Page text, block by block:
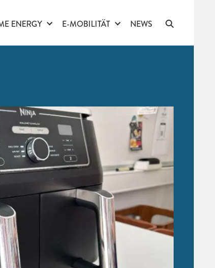
ENERGY E-MOBILITÄT NEWS